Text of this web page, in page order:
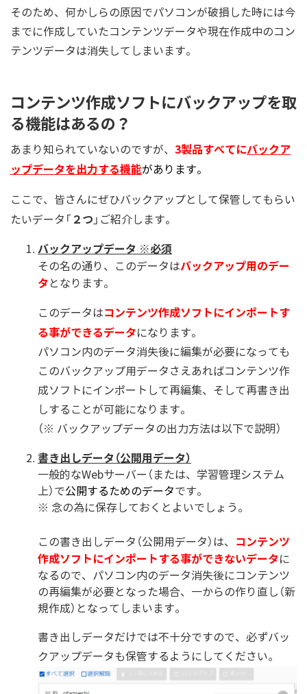
そのため、何かしらの原因でパソコンが破損した時には今
までに作成していたコンテンツデータや現在作成中のコン
テンツデータは消失してしまいます。
コンテンツ作成ソフトにバックアップを取
る機能はあるの？
あまり知られていないのですが、 3製品すべてにバックア
ップデータを出力する機能があります。
ここで、皆さんにぜひバックアップとして保管してもらい
たいデータ「 ２つ 」ご紹介します。
バックアップデータ ※必須
その名の通り、このデータはバックアップ用のデー
タ となります。
このデータはコンテンツ作成ソフトにインポートす
る事ができるデータになります。
パソコン内のデータ消失後に編集が必要になっても
このバックアップ用データさえあればコンテンツ作
成ソフトにインポートして再編集、そして再書き出
しすることが可能になります。
（※ バックアップデータの出力方法は以下で説明）
書き出しデータ（公開用データ）
一般的なWebサーバー（または、学習管理システム
上）で公開するためのデータです。
※ 念の為に保存しておくとよいでしょう。
この書き出しデータ（公開用データ）は、
コンテンツ
作成ソフトにインポートする事ができないデータに
なるので、パソコン内のデータ消失後にコンテンツ
の再編集が必要となった場合、一からの作り直し（新
規作成）となってしまいます。
書き出しデータだけでは不十分ですので、必ずバッ
クアップデータも保管するようにしてください。